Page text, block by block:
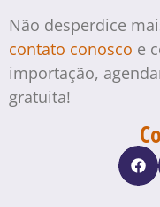
Não desperdice
contato conosco e
importação,
gratuita!